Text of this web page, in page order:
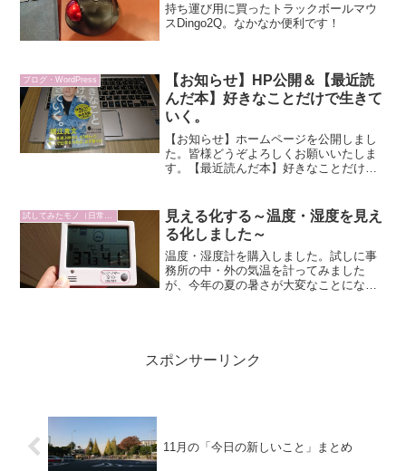
持ち運び用に買ったトラックボールマウ
スDingo2Q。なかなか便利です！
ブログ・WordPress
【お知らせ】HP公開＆【最近読
んだ本】好きなことだけで生きて
いく。
【お知らせ】ホームページを公開しまし
た。皆様どうぞよろしくお願いいたしま
す。【最近読んだ本】好きなことだけで
見える化する～温度・湿度を見え
る化しました～
温度・湿度計を購入しました。試しに事
務所の中・外の気温を計ってみました
が、今年の夏の暑さが大変なことになっ
スポンサーリンク
11月の「今日の新しいこと」まとめ